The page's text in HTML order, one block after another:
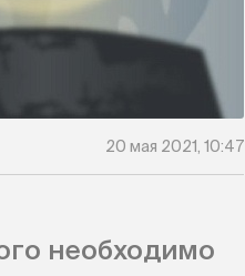
20 мая 2021, 10:47
необходимо